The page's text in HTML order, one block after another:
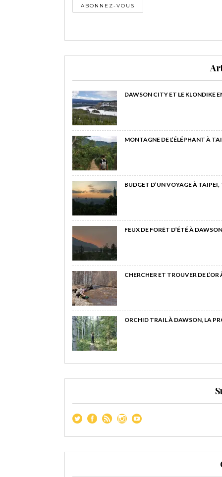
DAWSON CITY ET LE KLONDIKE
MONTAGNE DE L’ÉLÉPHANT À
BUDGET D’UN VOYAGE À
FEUX DE FORÊT D’ÉTÉ À
CHERCHER ET TROUVER DE
ORCHID TRAIL À DAWSON, LA